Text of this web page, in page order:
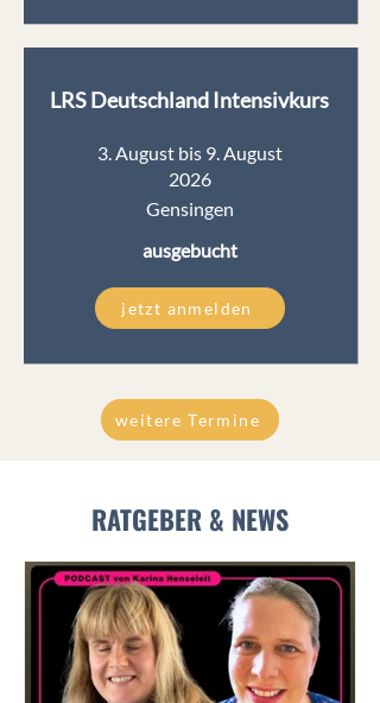
LRS Deutschland Intensivkurs
3. August bis 9. August
2026
Gensingen
ausgebucht
jetzt anmelden
weitere Termine
RATGEBER & NEWS